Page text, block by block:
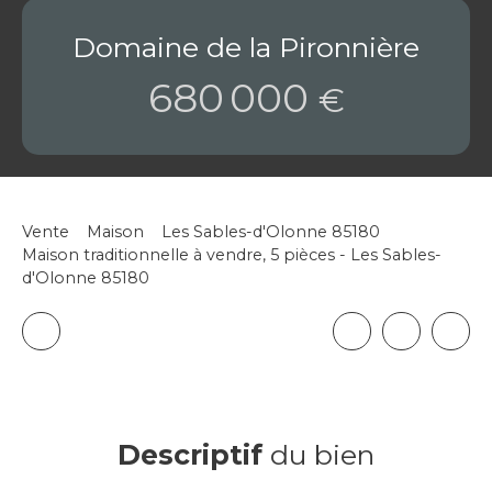
Domaine de la Pironnière
680 000 €
Vente Maison
Les Sables-d'Olonne 85180
Maison traditionnelle à vendre, 5 pièces - Les Sables-
d'Olonne 85180
Descriptifdu bien